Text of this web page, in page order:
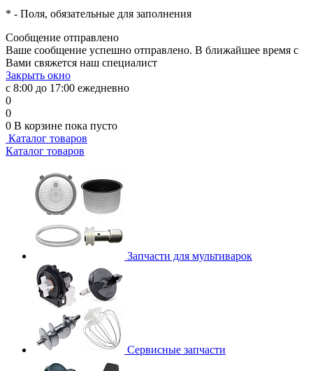
* - Поля, обязательные для заполнения
Сообщение отправлено
Ваше сообщение успешно отправлено. В ближайшее время с
Вами свяжется наш специалист
Закрыть окно
с 8:00 до 17:00 ежедневно
0
0
0 В корзине пока пусто
Каталог товаров
Каталог товаров
Запчасти для мультиварок
Сервисные запчасти